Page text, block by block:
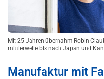
Mit 25 Jahren übernahm Robin
mittlerweile bis nach Japan und
Manufaktur mit